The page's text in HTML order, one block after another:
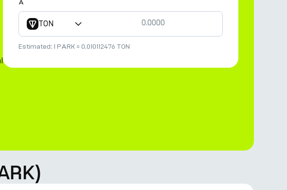
A
TON
Estimated: 1 PARK ≈ 0.010112476 TON